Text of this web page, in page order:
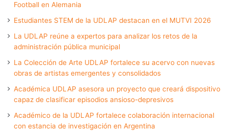
Football en Alemania
Estudiantes STEM de la UDLAP destacan en el MUTVI 2026
La UDLAP reúne a expertos para analizar los retos de la
administración pública municipal
La Colección de Arte UDLAP fortalece su acervo con nuevas
obras de artistas emergentes y consolidados
Académica UDLAP asesora un proyecto que creará dispositivo
capaz de clasificar episodios ansioso-depresivos
Académico de la UDLAP fortalece colaboración internacional
con estancia de investigación en Argentina